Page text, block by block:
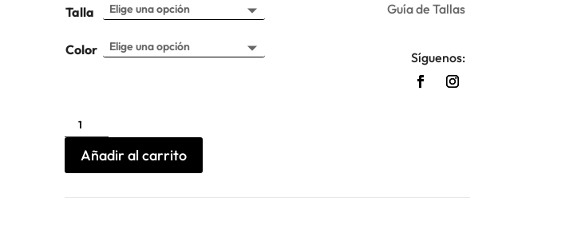
Talla
Color
Zapatillas
Sfera
Miror
Date
cantidad
Añadir al carrito
Guía de Tallas
Síguenos: